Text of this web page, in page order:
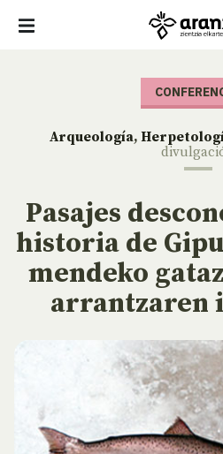
Arqueología,
Pasajes
historia de
mendeko
arrantzaren